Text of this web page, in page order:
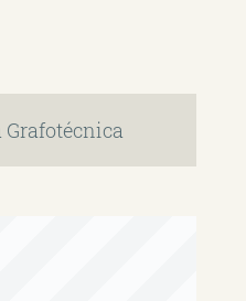
Grafotécnica